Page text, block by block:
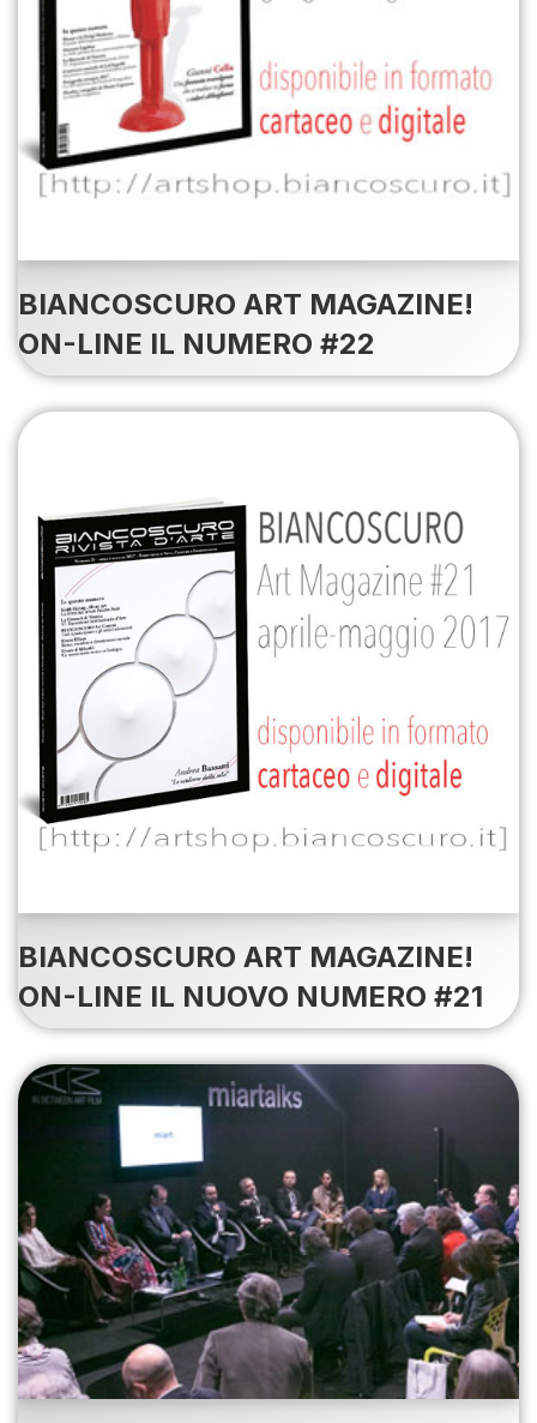
BIANCOSCURO ART MAGAZINE!
ON-LINE IL NUMERO #22
BIANCOSCURO ART MAGAZINE!
ON-LINE IL NUOVO NUMERO #21